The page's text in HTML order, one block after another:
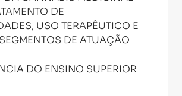
DE
USO TERAPÊUTICO E
DE ATUAÇÃO
DO ENSINO SUPERIOR